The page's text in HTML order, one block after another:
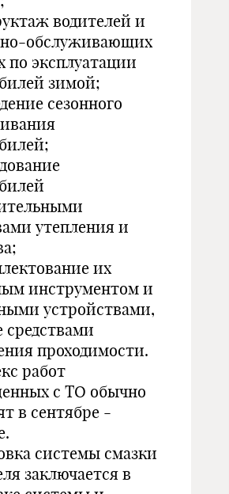
водителей и
обслуживающих
по эксплуатации
зимой;
сезонного
утепления и
их
инструментом и
устройствами,
средствами
проходимости.
работ
с ТО обычно
в сентябре -
системы смазки
заключается в